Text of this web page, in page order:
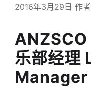
2016年3月29日 作者
ANZSCO
乐部经理